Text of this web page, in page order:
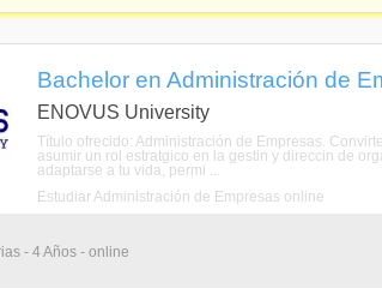
Bachelor en Administración de
ENOVUS University
Título ofrecido: Administración de Empresas.
asumir un rol estratgico en la gestin y direccin de
adaptarse a tu vida, permi ...
Estudiar Administración de Empresas online
- 4 Años - online